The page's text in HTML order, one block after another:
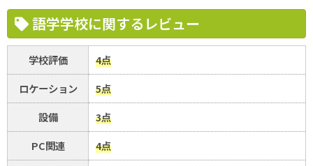
語学学校に関するレビュー
学校評価
4点
ロケーション
5点
設備
3点
PC関連
4点